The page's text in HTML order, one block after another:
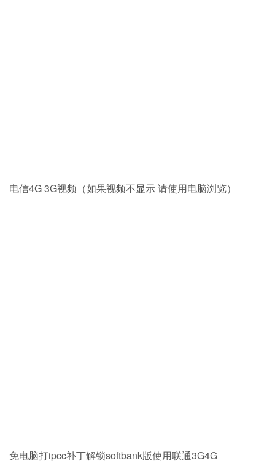
电信4G 3G视频（如果视频不显示 请使用电脑浏览）
免电脑打ipcc补丁解锁softbank版使用联通3G4G